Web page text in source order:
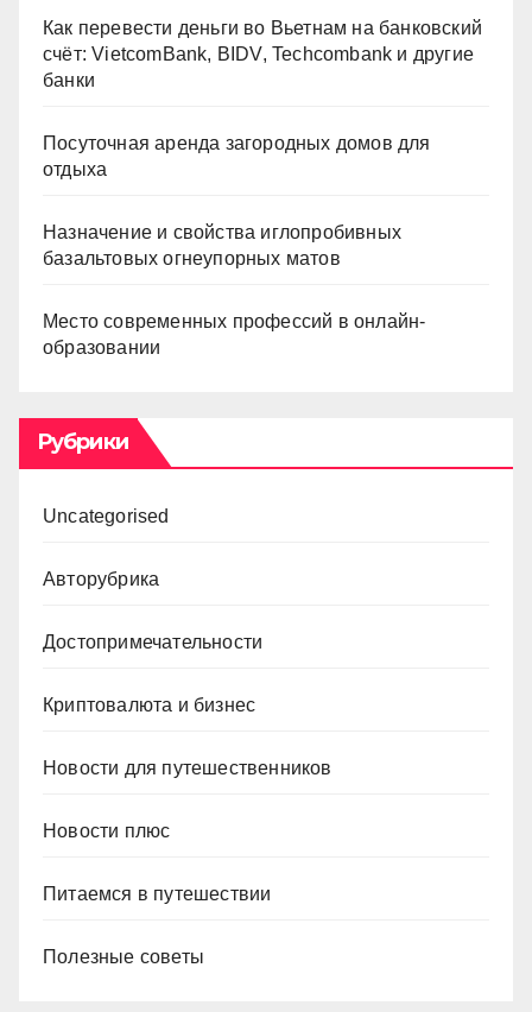
Как перевести деньги во Вьетнам на банковский
счёт: VietcomBank, BIDV, Techcombank и другие
банки
Посуточная аренда загородных домов для
отдыха
Назначение и свойства иглопробивных
базальтовых огнеупорных матов
Место современных профессий в онлайн-
образовании
Рубрики
Uncategorised
Авторубрика
Достопримечательности
Криптовалюта и бизнес
Новости для путешественников
Новости плюс
Питаемся в путешествии
Полезные советы